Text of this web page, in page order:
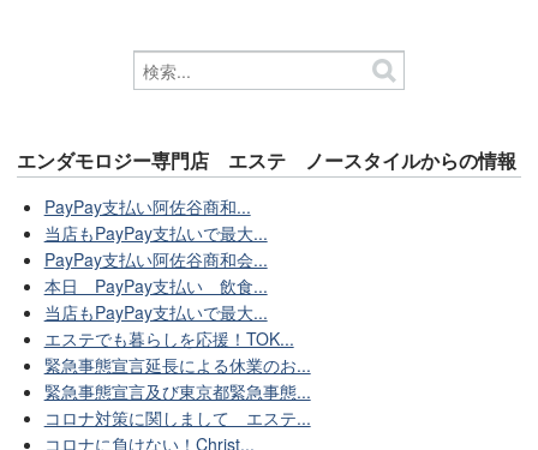
エンダモロジー専門店 エステ ノースタイルからの情報
PayPay支払い阿佐谷商和...
当店もPayPay支払いで最大...
PayPay支払い阿佐谷商和会...
本日 PayPay支払い 飲食...
当店もPayPay支払いで最大...
エステでも暮らしを応援！TOK...
緊急事態宣言延長による休業のお...
緊急事態宣言及び東京都緊急事態...
コロナ対策に関しまして エステ...
コロナに負けない！Christ...